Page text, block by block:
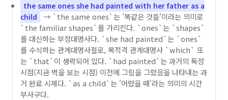
the same ones she had painted with her father as a
child
→ `the same ones`는 '똑같은 것들'이라는 의미로
`the familiar shapes`를 가리킨다. `ones`는 `shapes`
를 대신하는 부정대명사다. `she had painted`는 `ones`
를 수식하는 관계대명사절로, 목적격 관계대명사 `which` 또
는 `that`이 생략되어 있다. `had painted`는 과거의 특정
시점(지금 벽을 보는 시점) 이전에 그림을 그렸음을 나타내는 과
거 완료 시제다. `as a child`는 '어렸을 때'라는 의미의 시간
부사구다.